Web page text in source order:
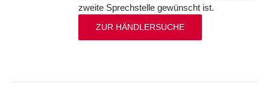
zweite Sprechstelle gewünscht ist.
ZUR HÄNDLERSUCHE